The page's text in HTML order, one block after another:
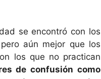
se encontró con los
aún mejor que los
los que no practican
de confusión como